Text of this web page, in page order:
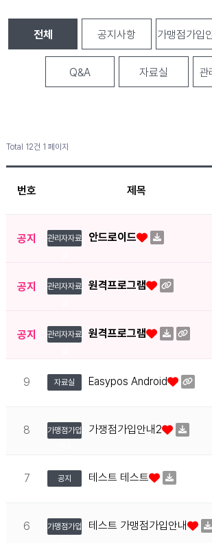
전체 공지사항 가맹점가입
Q&A 자료실 관
Total 12건 1 페이지
번호 제목
공지
관리자자료
안드로이드
공지
관리자자료
원격프로그램
공지
관리자자료
원격프로그램
9 자료실 Easypos Android
8
가맹점가입
가쟁점가입안내2
7 공지 테스트 테스트
6
가맹점가입
테스트 가맹점가입안내